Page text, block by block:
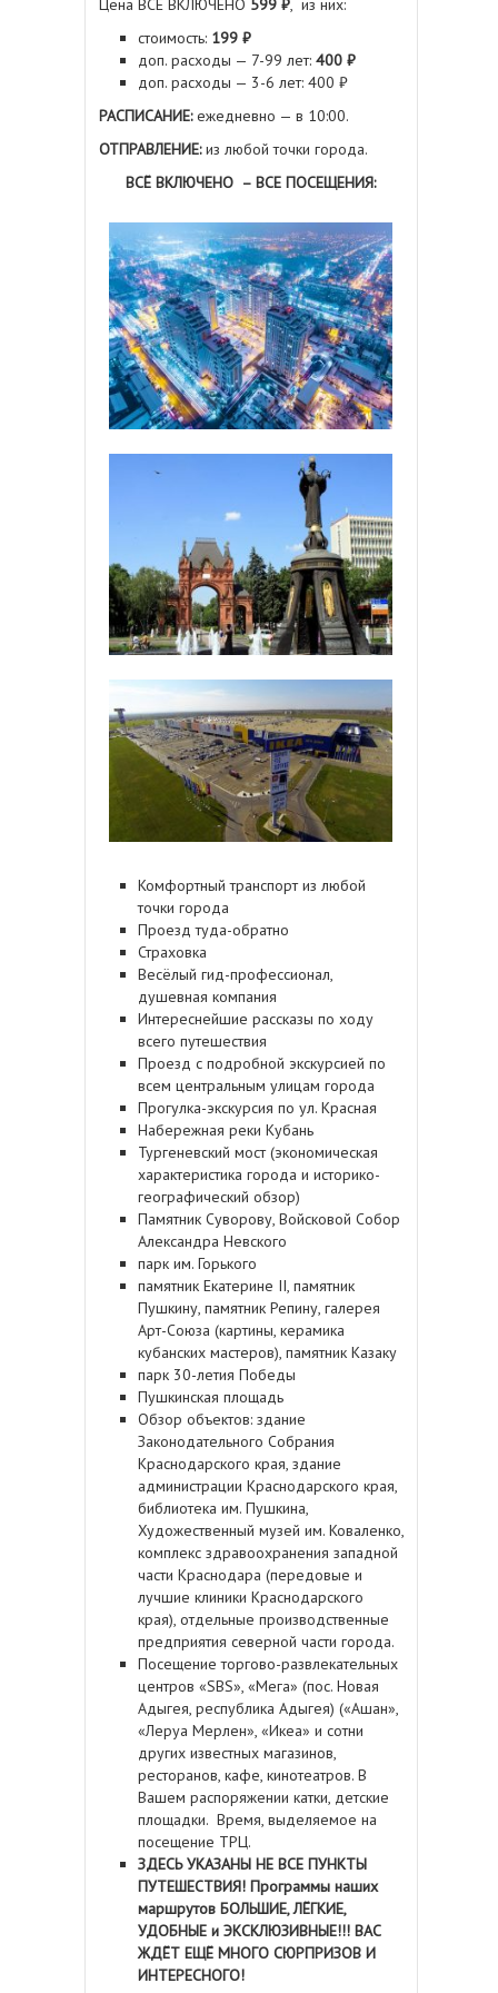
Цена ВСЁ ВКЛЮЧЕНО 599 ₽, из них:
стоимость: 199 ₽
доп. расходы — 7-99 лет: 400 ₽
доп. расходы — 3-6 лет: 400 ₽
РАСПИСАНИЕ:ежедневно — в 10:00.
ОТПРАВЛЕНИЕ:из любой точки города.
ВСЁ ВКЛЮЧЕНО – ВСЕ ПОСЕЩЕНИЯ:
Комфортный транспорт из любой
точки города
Проезд туда-обратно
Страховка
Весёлый гид-профессионал,
душевная компания
Интереснейшие рассказы по ходу
всего путешествия
Проезд с подробной экскурсией по
всем центральным улицам города
Прогулка-экскурсия по ул. Красная
Набережная реки Кубань
Тургеневский мост (экономическая
характеристика города и историко-
географический обзор)
Памятник Суворову, Войсковой Собор
Александра Невского
парк им. Горького
памятник Екатерине II, памятник
Пушкину, памятник Репину, галерея
Арт-Союза (картины, керамика
кубанских мастеров), памятник Казаку
парк 30-летия Победы
Пушкинская площадь
Обзор объектов: здание
Законодательного Собрания
Краснодарского края, здание
администрации Краснодарского края,
библиотека им. Пушкина,
Художественный музей им. Коваленко,
комплекс здравоохранения западной
части Краснодара (передовые и
лучшие клиники Краснодарского
края), отдельные производственные
предприятия северной части города.
Посещение торгово-развлекательных
центров «SBS», «Мега» (пос. Новая
Адыгея, республика Адыгея) («Ашан»,
«Леруа Мерлен», «Икеа» и сотни
других известных магазинов,
ресторанов, кафе, кинотеатров. В
Вашем распоряжении катки, детские
площадки. Время, выделяемое на
посещение ТРЦ.
ЗДЕСЬ УКАЗАНЫ НЕ ВСЕ ПУНКТЫ
ПУТЕШЕСТВИЯ! Программы наших
маршрутов БОЛЬШИЕ, ЛЁГКИЕ,
УДОБНЫЕ и ЭКСКЛЮЗИВНЫЕ!!! ВАС
ЖДЁТ ЕЩЁ МНОГО СЮРПРИЗОВ И
ИНТЕРЕСНОГО!